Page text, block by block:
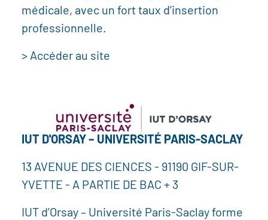
médicale, avec un fort taux d’insertion
professionnelle.
> Accéder au site
IUT D'ORSAY – UNIVERSITÉ PARIS-SACLAY
13 AVENUE DES CIENCES - 91190 GIF-SUR-
YVETTE - A PARTIE DE BAC + 3
IUT d’Orsay – Université Paris-Saclay forme